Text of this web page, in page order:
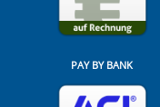
PAY BY BANK